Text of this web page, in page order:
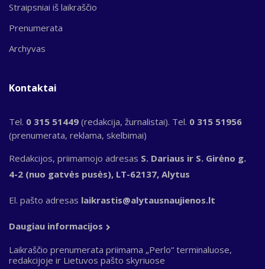
Straipsniai iš laikraščio
Prenumerata
Archyvas
Kontaktai
Tel. 0 315 51449 (redakcija, žurnalistai). Tel. 0 315 51956
(prenumerata, reklama, skelbimai)
Redakcijos, priimamojo adresas S. Dariaus ir S. Girėno g.
4-2 (nuo gatvės pusės), LT-62137, Alytus
El. pašto adresas laikrastis@alytausnaujienos.lt
Daugiau informacijos
Laikraščio prenumerata priimama „Perlo“ terminaluose,
redakcijoje ir Lietuvos pašto skyriuose